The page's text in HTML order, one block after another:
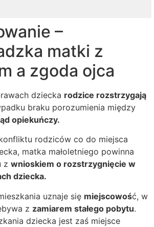
–
matki z
a zgoda ojca
dziecka rodzice rozstrzygają
braku porozumienia między
opiekuńczy.
rodziców co do miejsca
matka małoletniego powinna
z wnioskiem o rozstrzygnięcie w
dziecka.
uznaje się miejscowość, w
z zamiarem stałego pobytu.
dziecka jest zaś miejsce